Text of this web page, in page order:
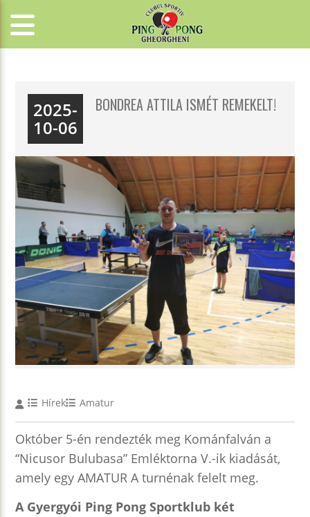
2025-
10-06
BONDREA ATTILA ISMÉT REMEKELT!
Hírek Amatur
Október 5-én rendezték meg Kománfalván a
“Nicusor Bulubasa” Emléktorna V.-ik kiadását,
amely egy AMATUR A turnénak felelt meg.
A Gyergyói Ping Pong Sportklub két